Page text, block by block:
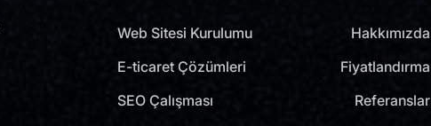
Web Sitesi Kurulumu
E-ticaret Çözümleri
SEO Çalışması
Hakkımızda
Fiyatlandırma
Referanslar